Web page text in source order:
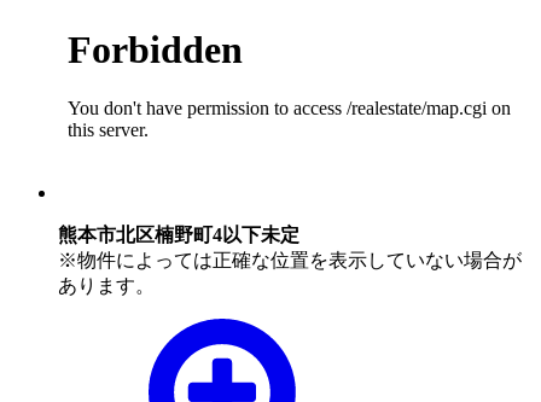
熊本市北区楠野町4以下未定
※物件によっては正確な位置を表示していない場合が
あります。